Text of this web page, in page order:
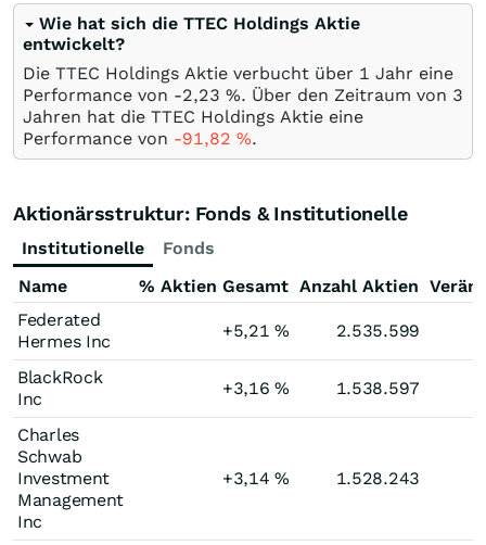
Wie hat sich die TTEC Holdings Aktie
entwickelt?
Die TTEC Holdings Aktie verbucht über 1 Jahr eine
Performance von -2,23 %. Über den Zeitraum von 3
Jahren hat die TTEC Holdings Aktie eine
Performance von -91,82 %.
Aktionärsstruktur: Fonds & Institutionelle
Institutionelle
Fonds
Name
% Aktien Gesamt Anzahl Aktien
Federated
Hermes Inc
+5,21% 2.535.599
BlackRock
Inc
+3,16% 1.538.597
Charles
Schwab
Investment
Management
Inc
+3,14% 1.528.243